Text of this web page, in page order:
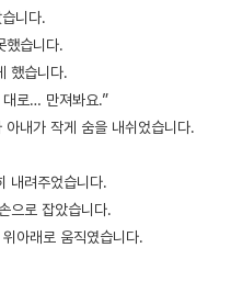
니다.
했습니다.
했습니다.
로… 만져봐요.”
내가 작게 숨을 내쉬었습니다.
내려주었습니다.
으로 잡았습니다.
아래로 움직였습니다.